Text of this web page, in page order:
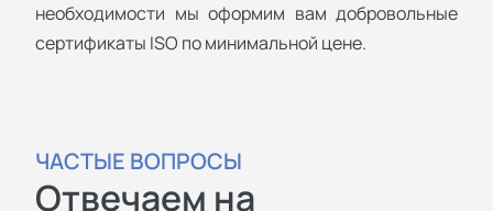
необходимости мы оформим вам добровольные
сертификаты ISO по минимальной цене.
ЧАСТЫЕ ВОПРОСЫ
Отвечаем на